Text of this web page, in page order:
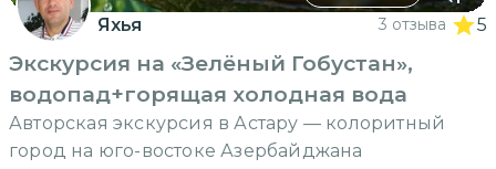
Яхья 3 отзыва 5
Экскурсия на «Зелёный Гобустан»,
водопад+горящая холодная вода
Авторская экскурсия в Астару — колоритный
город на юго-востоке Азербайджана